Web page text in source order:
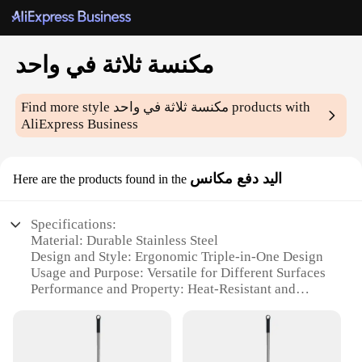
مكنسة ثلاثة في واحد
Find more style مكنسة ثلاثة في واحد products with
AliExpress Business
Here are the products found in the اليد دفع مكانس
Specifications:
Material: Durable Stainless Steel
Design and Style: Ergonomic Triple-in-One Design
Usage and Purpose: Versatile for Different Surfaces
Performance and Property: Heat-Resistant and
Shape or Size or Weight or Quantity: Compact and
Lightweight